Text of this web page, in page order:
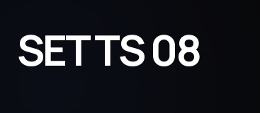
SET TS 08